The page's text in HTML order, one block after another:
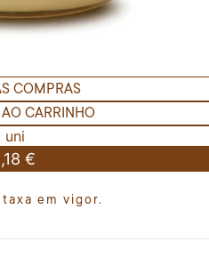
COMPRAS
CARRINHO
uni
€
em vigor.